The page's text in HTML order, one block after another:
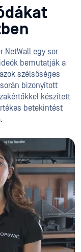
NetWall egy sor
bemutatják a
szélsőséges
bizonyított
készített
betekintést